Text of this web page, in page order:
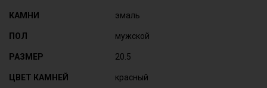
КАМНИ эмаль
ПОЛ мужской
РАЗМЕР 20.5
ЦВЕТ КАМНЕЙ красный